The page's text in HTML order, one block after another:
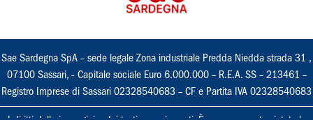
Sae Sardegna SpA – sede legale Zona industriale Predda Niedda strada 31 ,
07100 Sassari, - Capitale sociale Euro 6.000.000 – R.E.A. SS – 213461 –
Registro Imprese di Sassari 02328540683 – CF e Partita IVA 02328540683